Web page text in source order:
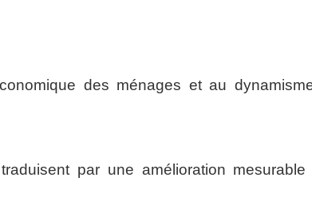
des ménages et au
par une amélioration mesurable